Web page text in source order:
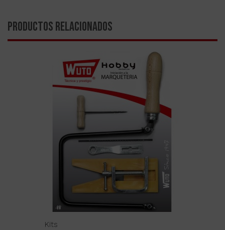
PRODUCTOS RELACIONADOS
Kits